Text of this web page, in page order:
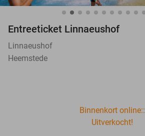
Entreeticket Linnaeushof
Linnaeushof
Heemstede
Binnenkort online::
Uitverkocht!